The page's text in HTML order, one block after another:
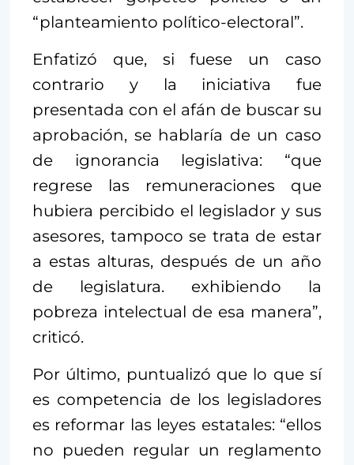
“planteamiento político-electoral”.
Enfatizó que, si fuese un caso
contrario y la iniciativa fue
presentada con el afán de buscar su
aprobación, se hablaría de un caso
de ignorancia legislativa: “que
regrese las remuneraciones que
hubiera percibido el legislador y sus
asesores, tampoco se trata de estar
a estas alturas, después de un año
de legislatura. exhibiendo la
pobreza intelectual de esa manera”,
criticó.
Por último, puntualizó que lo que sí
es competencia de los legisladores
es reformar las leyes estatales: “ellos
no pueden regular un reglamento